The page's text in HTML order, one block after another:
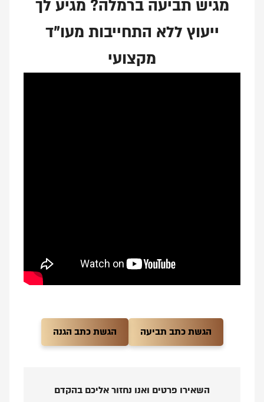
מגיש תביעה ברמלה? מגיע לך
ייעוץ ללא התחייבות מעו"ד
מקצועי
הגשת כתב תביעה הגשת כתב הגנה
השאירו פרטים ואנו נחזור אליכם בהקדם